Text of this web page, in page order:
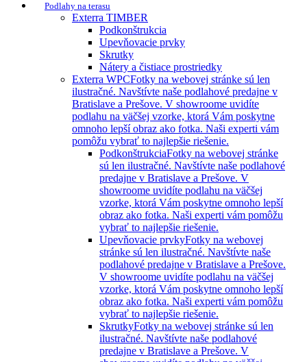
Podlahy na terasu
Exterra TIMBER
Podkonštrukcia
Upevňovacie prvky
Skrutky
Nátery a čistiace prostriedky
Exterra WPCFotky na webovej stránke sú len
ilustračné. Navštívte naše podlahové predajne v
Bratislave a Prešove. V showroome uvidíte
podlahu na väčšej vzorke, ktorá Vám poskytne
omnoho lepší obraz ako fotka. Naši experti vám
pomôžu vybrať to najlepšie riešenie.
PodkonštrukciaFotky na webovej stránke
sú len ilustračné. Navštívte naše podlahové
predajne v Bratislave a Prešove. V
showroome uvidíte podlahu na väčšej
vzorke, ktorá Vám poskytne omnoho lepší
obraz ako fotka. Naši experti vám pomôžu
vybrať to najlepšie riešenie.
Upevňovacie prvkyFotky na webovej
stránke sú len ilustračné. Navštívte naše
podlahové predajne v Bratislave a Prešove.
V showroome uvidíte podlahu na väčšej
vzorke, ktorá Vám poskytne omnoho lepší
obraz ako fotka. Naši experti vám pomôžu
vybrať to najlepšie riešenie.
SkrutkyFotky na webovej stránke sú len
ilustračné. Navštívte naše podlahové
predajne v Bratislave a Prešove. V